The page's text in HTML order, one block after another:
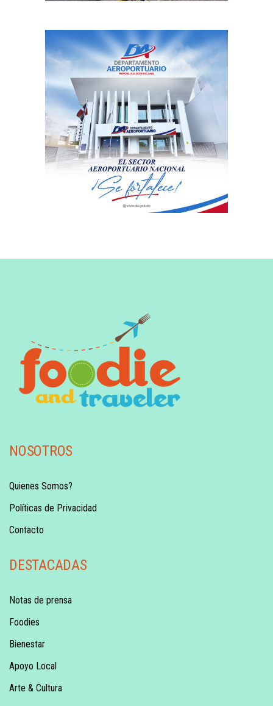
NOSOTROS
Quienes Somos?
Políticas de Privacidad
Contacto
DESTACADAS
Notas de prensa
Foodies
Bienestar
Apoyo Local
Arte & Cultura